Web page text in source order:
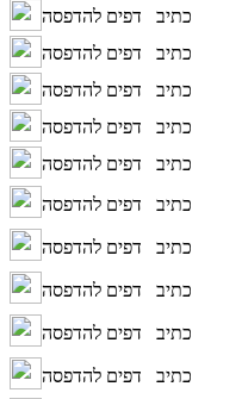
דפים להדפסה
כתיב
דפים להדפסה
כתיב
דפים להדפסה
כתיב
דפים להדפסה
כתיב
דפים להדפסה
כתיב
דפים להדפסה
כתיב
דפים להדפסה
כתיב
דפים להדפסה
כתיב
דפים להדפסה
כתיב
דפים להדפסה
כתיב